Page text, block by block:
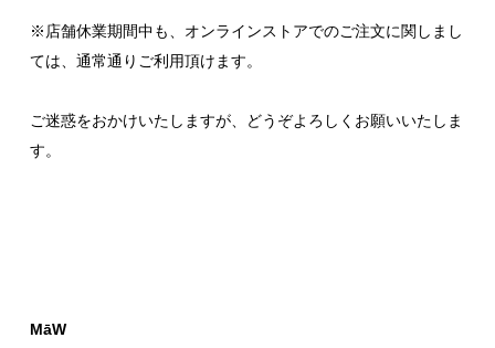
※店舗休業期間中も、オンラインストアでのご注文に関しまし
ては、通常通りご利用頂けます。
ご迷惑をおかけいたしますが、どうぞよろしくお願いいたしま
す。
MāW